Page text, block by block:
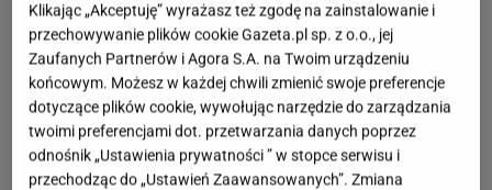
Klikając „Akceptuję” wyrażasz też zgodę na zainstalowanie i
przechowywanie plików cookie Gazeta.pl sp. z o.o., jej
Zaufanych Partnerów i Agora S.A. na Twoim urządzeniu
końcowym. Możesz w każdej chwili zmienić swoje preferencje
dotyczące plików cookie, wywołując narzędzie do zarządzania
twoimi preferencjami dot. przetwarzania danych poprzez
odnośnik „Ustawienia prywatności ” w stopce serwisu i
przechodząc do „Ustawień Zaawansowanych”. Zmiana